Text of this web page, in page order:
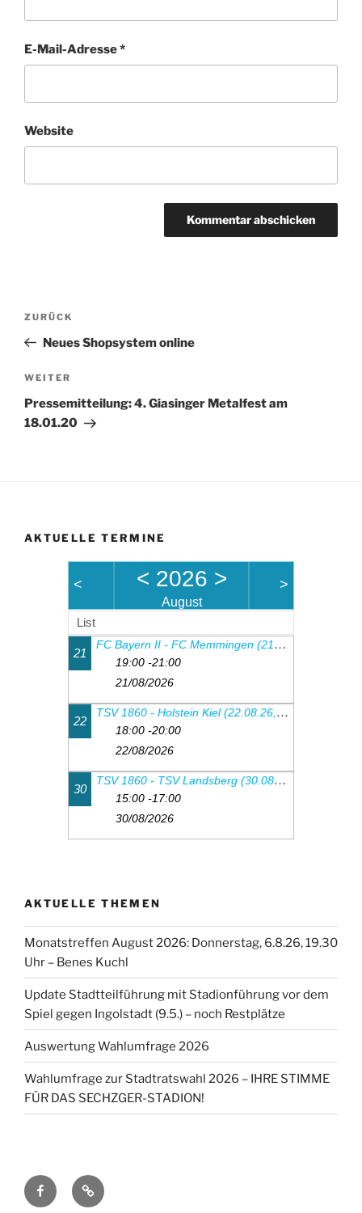
E-Mail-Adresse*
Website
Beitragsnavigation
Vorheriger
Beitrag
ZURÜCK
Neues Shopsystem online
Nächster
Beitrag
WEITER
Pressemitteilung: 4. Giasinger Metalfest am
18.01.20
AKTUELLE TERMINE
< < 2026 >
August
>
List
21
FC Bayern II - FC Memmingen (21.08.26, 19.00 Uhr)
19:00 -21:00
21/08/2026
22
TSV 1860 - Holstein Kiel (22.08.26, 18:00Uhr)
18:00 -20:00
22/08/2026
30
TSV 1860 - TSV Landsberg (30.08.26, 15:00Uhr)
15:00 -17:00
30/08/2026
AKTUELLE THEMEN
Monatstreffen August 2026: Donnerstag, 6.8.26, 19.30
Uhr – Benes Kuchl
Update Stadtteilführung mit Stadionführung vor dem
Spiel gegen Ingolstadt (9.5.) – noch Restplätze
Auswertung Wahlumfrage 2026
Wahlumfrage zur Stadtratswahl 2026 – IHRE STIMME
FÜR DAS SECHZGER-STADION!
FacebookTSV
1860